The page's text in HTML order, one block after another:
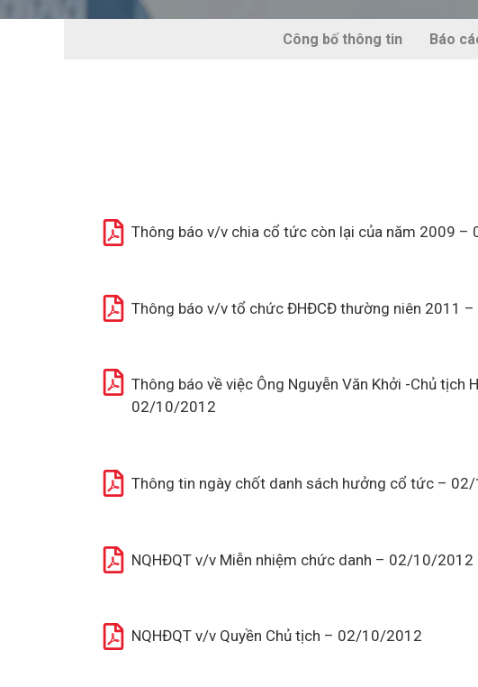
Công bố thông tin Báo
Thông báo v/v chia cổ tức còn lại của năm 2009
Thông báo v/v tổ chức ĐHĐCĐ thường niên 2011
Thông báo về việc Ông Nguyễn Văn Khởi -Chủ
02/10/2012
Thông tin ngày chốt danh sách hưởng cổ tức –
NQHĐQT v/v Miễn nhiệm chức danh – 02/10/2012
NQHĐQT v/v Quyền Chủ tịch – 02/10/2012